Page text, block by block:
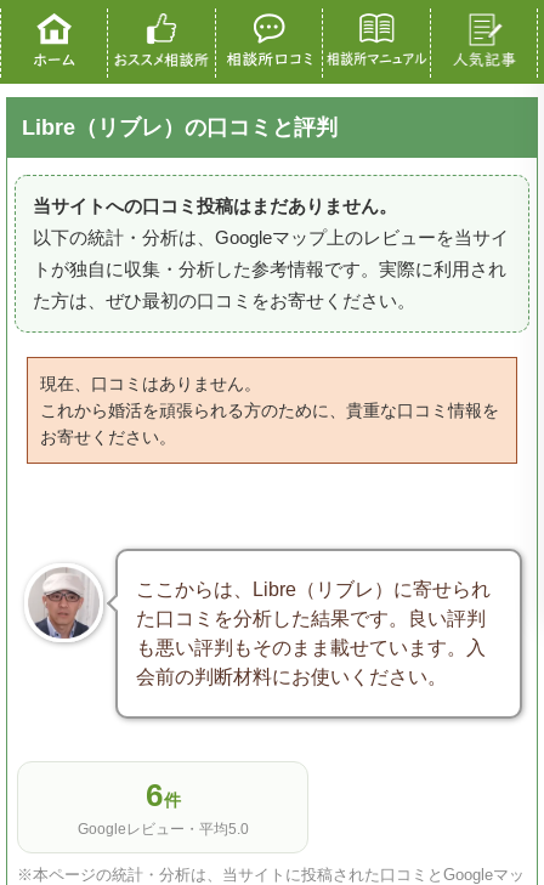
Libre（リブレ）の口コミと評判
当サイトへの口コミ投稿はまだありません。
以下の統計・分析は、Googleマップ上のレビューを当サイ
トが独自に収集・分析した参考情報です。実際に利用され
た方は、ぜひ最初の口コミをお寄せください。
現在、口コミはありません。
これから婚活を頑張られる方のために、貴重な口コミ情報を
お寄せください。
ここからは、Libre（リブレ）に寄せられ
た口コミを分析した結果です。良い評判
も悪い評判もそのまま載せています。入
会前の判断材料にお使いください。
6件
Googleレビュー・平均5.0
※本ページの統計・分析は、当サイトに投稿された口コミとGoogleマッ